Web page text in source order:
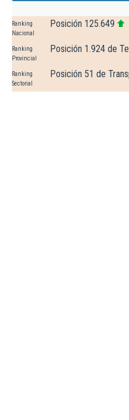
Ranking
Nacional
Posición 125.649
Ranking
Provincial
Posición 1.924 de
Ranking
Sectorial
Posición 51 de